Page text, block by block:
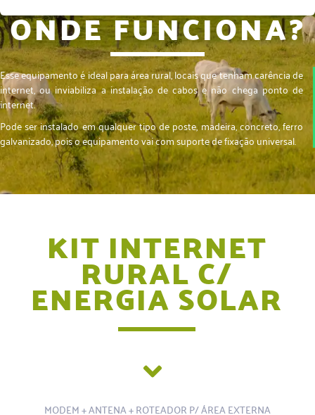
ONDE FUNCIONA?
Esse equipamento é ideal para área rural, locais que tenham carência de
internet, ou inviabiliza a instalação de cabos e não chega ponto de
internet.
Pode ser instalado em qualquer tipo de poste, madeira, concreto, ferro
galvanizado, pois o equipamento vai com suporte de fixação universal.
KIT INTERNET
RURAL C/
ENERGIA SOLAR
MODEM + ANTENA + ROTEADOR P/ ÁREA EXTERNA